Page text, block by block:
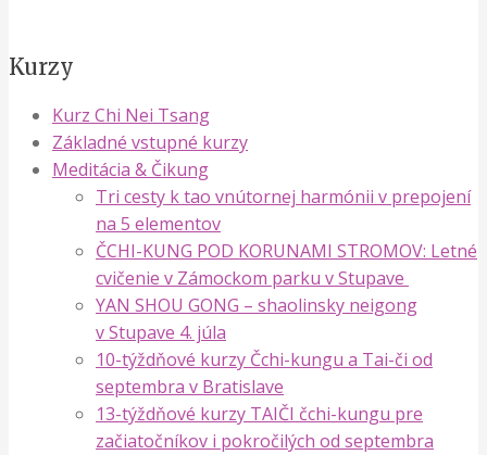
Kurzy
Kurz Chi Nei Tsang
Základné vstupné kurzy
Meditácia & Čikung
Tri cesty k tao vnútornej harmónii v prepojení
na 5 elementov
ČCHI-KUNG POD KORUNAMI STROMOV: Letné
cvičenie v Zámockom parku v Stupave
YAN SHOU GONG – shaolinsky neigong
v Stupave 4. júla
10-týždňové kurzy Čchi-kungu a Tai-či od
septembra v Bratislave
13-týždňové kurzy TAIČI čchi-kungu pre
začiatočníkov i pokročilých od septembra